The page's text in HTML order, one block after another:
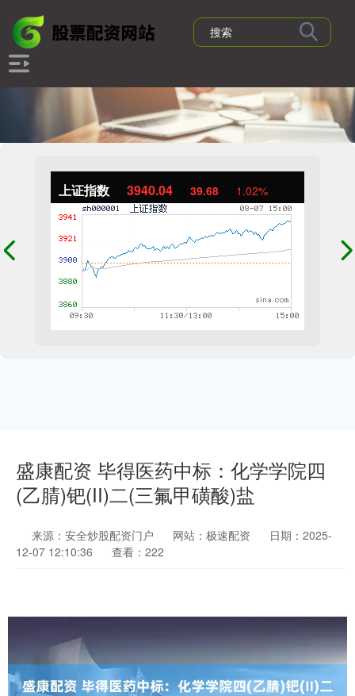
上证指数 3940.04 39.68 1.02%
盛康配资 毕得医药中标：化学学院四
(乙腈)钯(II)二(三氟甲磺酸)盐
来源：安全炒股配资门户 网站：极速配资
日期：2025-
12-07 12:10:36
查看：222